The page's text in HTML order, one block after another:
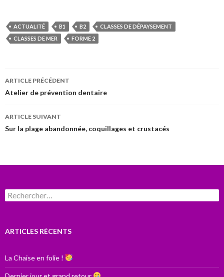
ACTUALITÉ B1 B2
CLASSES DE DÉPAYSEMENT
CLASSES DE MER
FORME 2
Navigation
des
articles
ARTICLE PRÉCÉDENT
Atelier de prévention dentaire
ARTICLE SUIVANT
Sur la plage abandonnée, coquillages et crustacés
Rechercher :
ARTICLES RÉCENTS
La Chaise en folie !